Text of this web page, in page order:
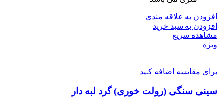
افزودن به علاقه مندی
افزودن به سبد خرید
مشاهده سریع
ویژه
برای مقایسه اضافه کنید
سینی سنگی (رولت خوری) گرد لبه دار